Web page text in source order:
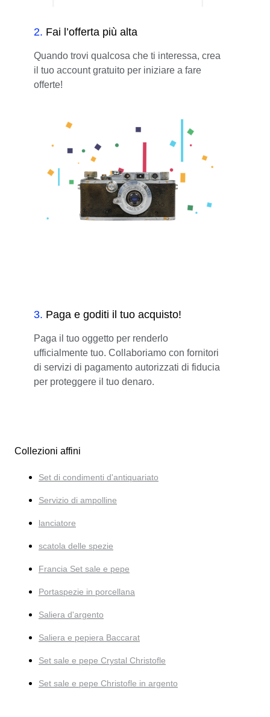
2. Fai l’offerta più alta
Quando trovi qualcosa che ti interessa, crea
il tuo account gratuito per iniziare a fare
offerte!
3. Paga e goditi il tuo acquisto!
Paga il tuo oggetto per renderlo
ufficialmente tuo. Collaboriamo con fornitori
di servizi di pagamento autorizzati di fiducia
per proteggere il tuo denaro.
Collezioni affini
Set di condimenti d'antiquariato
Servizio di ampolline
lanciatore
scatola delle spezie
Francia Set sale e pepe
Portaspezie in porcellana
Saliera d'argento
Saliera e pepiera Baccarat
Set sale e pepe Crystal Christofle
Set sale e pepe Christofle in argento